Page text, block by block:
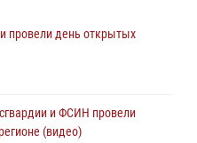
на Всероссийском
«Территория смыслов»
армии Виктор Золотов
тыла с профессиональным
провели день открытых
и ФСИН провели
(видео)